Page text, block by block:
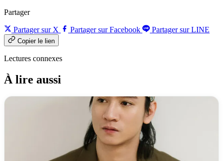
Partager
Partager sur X Partager sur Facebook Partager sur LINE
Copier le lien
Lectures connexes
À lire aussi